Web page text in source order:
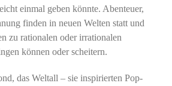
einmal geben könnte. Abenteuer,
finden in neuen Welten statt und
zu rationalen oder irrationalen
können oder scheitern.
das Weltall – sie inspirierten Pop-